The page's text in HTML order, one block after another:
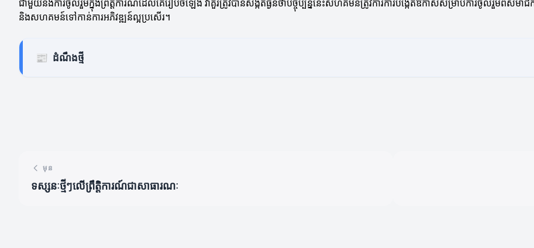
ជាមួយនឹងការចូលរួមក្នុងព្រឹត្តិការណ៍ដែលគេរៀបចំឡើង វា​គួរត្រូវបានសង្កត់ធ្ងន់ថាបច្ចុប្បន្ននេះសហគមន៍ត្រូវការការបង្កើតឱកាសសម្រាប់ការចូលរួមពីស
និងសហគមន៍ទៅកាន់ការអភិវឌ្ឍន៍ល្អប្រសើរ។
📰 ដំណឹងថ្មី
មុន
ទស្សនៈថ្មីៗលើព្រឹត្តិការណ៍ជាសាធារណៈ